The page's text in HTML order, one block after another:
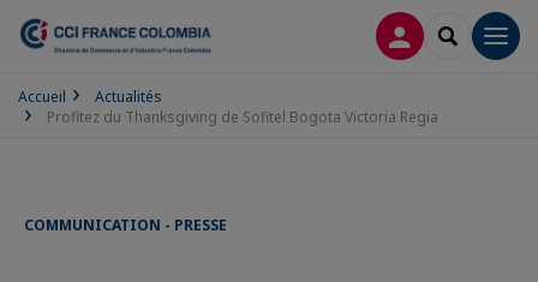
CONNEXION
Accueil
Actualités
Profitez du Thanksgiving de Sofitel Bogota Victoria Regia
COMMUNICATION - PRESSE